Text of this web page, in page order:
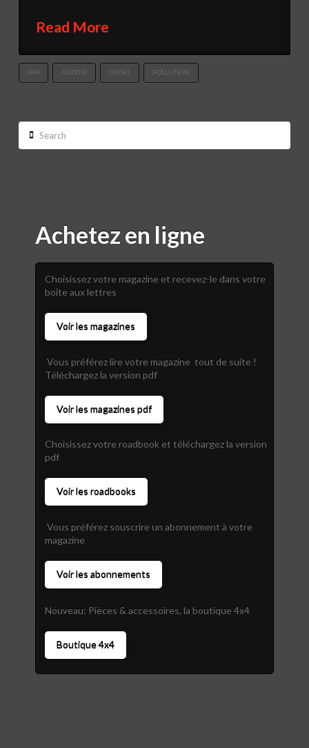
Read More
4X4 ADDITIF DIESEL POLLUTION
Search
Achetez en ligne
Choisissez votre magazine et recevez-le dans votre
boîte aux lettres
Voir les magazines
Vous préférez lire votre magazine tout de suite !
Téléchargez la version pdf
Voir les magazines pdf
Choisissez votre roadbook et téléchargez la version
pdf
Voir les roadbooks
Vous préférez souscrire un abonnement à votre
magazine
Voir les abonnements
Nouveau: Pièces & accessoires, la boutique 4x4
Boutique 4x4